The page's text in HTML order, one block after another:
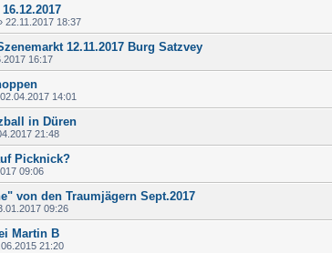
22.11.2017 18:37
12.11.2017 Burg Satzvey
16:17
02.04.2017 14:01
in Düren
21:48
Picknick?
09:06
von den Traumjägern Sept.2017
09:26
Martin B
21:20